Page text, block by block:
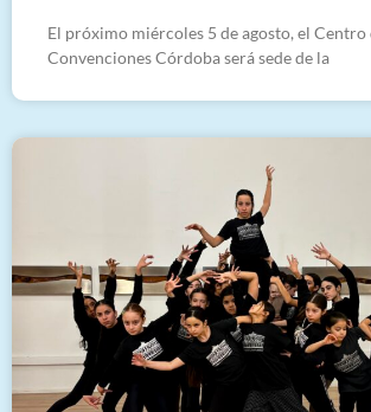
El próximo miércoles 5 de agosto, el Centro
Convenciones Córdoba será sede de la